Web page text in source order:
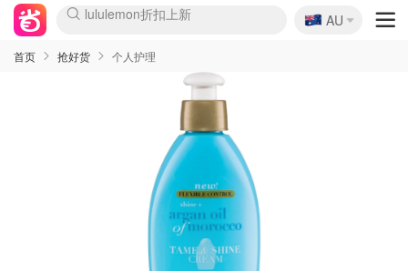
lululemon折扣上新
Sasa美妆护肤3.5折
SSENSE年中2.5折
FreshBeauty好价汇总
Cettire降价+叠9折
WWS Coles超市实拍
viagogo二手票捡漏
Myer超级周末
The Outnet奢牌1折起
David Jones 3折起
Flannels大牌1折
Perfumes Club护肤1折
AMIRO面罩$251
Amazon折扣汇总
eToro入金$200送$50
Amazon数码好物
ICONIC本周7.5折
ThedoubleF高奢地板价
Moose Knuckles 6折
丝芙兰5折起
EUFY摄像头$98
Selenichast首饰2折
Trip机票酒店促销
YSL送5件彩妆礼
Amazon家居好物
Amazon美妆护肤
雅漾大喷$8
过敏原检测盒$33
伊索独家赠50ml沐浴露
科颜氏高保湿面霜$29
SEALIFE海洋馆门票6折
丝塔芙大白罐$16
订阅Newsletter送香薰
Cult Beauty 6.8折
Harrods圣诞日历$525
LN-CC奢牌私促3折
d'Alba空姐喷雾$16
EVE LOM套装£56
Bernardelli独家4折
Adore Beauty 6折起
CT圣诞日历
Mytheresa奢品2.7折
Luxury Escapes 9折
Currentbody美容仪$881
MOON Garden Live
Roborock扫地机$649
Tingo Life水杯$24
Valentino官网5折
CR洗护套装$23
修丽可4件套$159
Myer彩妆2件7折
GANNI官网4.5折
Stylevana韩妆4折
Tessabit高奢8.5折
OGX洗发水$11
Amazon阿德莱德次日达
卡诗8.5折+赠礼
Philips Hue灯具8折
🇦🇺
AU
首页 抢好货 个人护理